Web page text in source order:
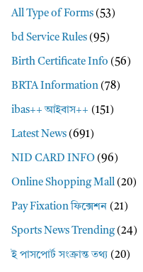
All Type of Forms (53)
bd Service Rules (95)
Birth Certificate Info (56)
BRTA Information (78)
ibas++ আইবাস++ (151)
Latest News (691)
NID CARD INFO (96)
Online Shopping Mall (20)
Pay Fixation ফিক্সেশন (21)
Sports News Trending(24)
ই পাসপোর্ট সংক্রান্ত তথ্য (20)